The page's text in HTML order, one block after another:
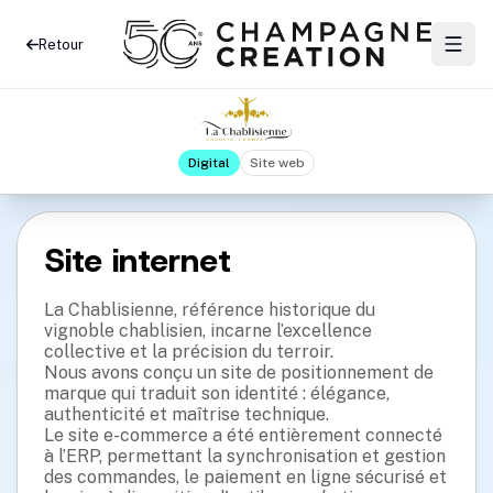
Retour
Digital Site web
Site internet
La Chablisienne, référence historique du
vignoble chablisien, incarne l’excellence
collective et la précision du terroir.
Nous avons conçu un site de positionnement de
marque qui traduit son identité : élégance,
authenticité et maîtrise technique.
Le site e-commerce a été entièrement connecté
à l’ERP, permettant la synchronisation et gestion
des commandes, le paiement en ligne sécurisé et